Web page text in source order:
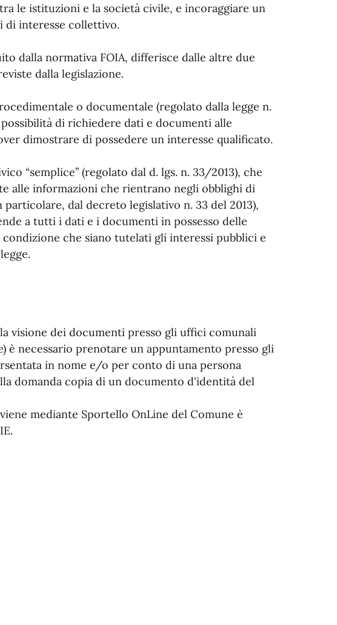
le istituzioni e la società civile, e incoraggiare un
di interesse collettivo.
dalla normativa FOIA, differisce dalle altre due
dalla legislazione.
o documentale (regolato dalla legge n.
di richiedere dati e documenti alle
dimostrare di possedere un interesse qualificato.
“semplice” (regolato dal d. lgs. n. 33/2013), che
alle informazioni che rientrano negli obblighi di
dal decreto legislativo n. 33 del 2013),
a tutti i dati e i documenti in possesso delle
che siano tutelati gli interessi pubblici e
visione dei documenti presso gli uffici comunali
è necessario prenotare un appuntamento presso gli
in nome e/o per conto di una persona
domanda copia di un documento d'identità del
mediante Sportello OnLine del Comune è